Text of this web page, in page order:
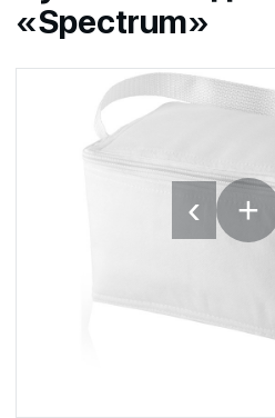
«Spectrum»
‹ +